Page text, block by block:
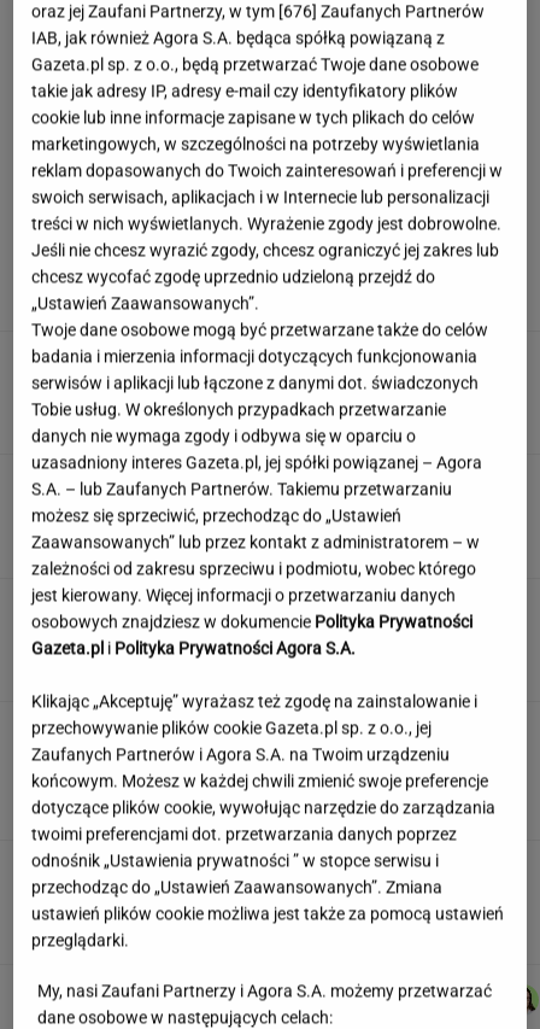
Mandaryna ma problemy przed
"Tańcem z gwiazdami"? "Muszę okiełznać
garba"
Znasz się na wypiekach? Nasze pytania i tak
mogą cię zaskoczyć!
Kroję ogórki i zostawiam na 12 godzin. Ten
patent to złoto
Jeden wakacyjny nawyk może mieć
nieprzyjemne konsekwencje. Też tak robisz?
MATERIAŁ PROMOCYJNY
Zarażają Polaków HIV, rosyjska
rakieta to ustawka. Tak Kreml podsyca
niechęć do Ukraińców
SUBSKRYPCJA
Czy można odchylić fotel w samolocie? Zdania
są podzielone. “Dozwolone”
Autorzy:
KACPER
KOLIBABSKI
JOANNA
CHOJNACKA
MICHAŁ
TRELA
DANIEL
oraz jej Zaufani Partnerzy, w tym [676] Zaufanych Partnerów
IAB, jak również Agora S.A. będąca spółką powiązaną z
Gazeta.pl sp. z o.o., będą przetwarzać Twoje dane osobowe
takie jak adresy IP, adresy e-mail czy identyfikatory plików
cookie lub inne informacje zapisane w tych plikach do celów
marketingowych, w szczególności na potrzeby wyświetlania
reklam dopasowanych do Twoich zainteresowań i preferencji w
swoich serwisach, aplikacjach i w Internecie lub personalizacji
treści w nich wyświetlanych. Wyrażenie zgody jest dobrowolne.
Jeśli nie chcesz wyrazić zgody, chcesz ograniczyć jej zakres lub
chcesz wycofać zgodę uprzednio udzieloną przejdź do
„Ustawień Zaawansowanych”.
Twoje dane osobowe mogą być przetwarzane także do celów
badania i mierzenia informacji dotyczących funkcjonowania
serwisów i aplikacji lub łączone z danymi dot. świadczonych
Tobie usług. W określonych przypadkach przetwarzanie
danych nie wymaga zgody i odbywa się w oparciu o
uzasadniony interes Gazeta.pl, jej spółki powiązanej – Agora
S.A. – lub Zaufanych Partnerów. Takiemu przetwarzaniu
możesz się sprzeciwić, przechodząc do „Ustawień
Zaawansowanych” lub przez kontakt z administratorem – w
zależności od zakresu sprzeciwu i podmiotu, wobec którego
jest kierowany. Więcej informacji o przetwarzaniu danych
osobowych znajdziesz w dokumencie Polityka Prywatności
Gazeta.pl i Polityka Prywatności Agora S.A.
Klikając „Akceptuję” wyrażasz też zgodę na zainstalowanie i
przechowywanie plików cookie Gazeta.pl sp. z o.o., jej
Zaufanych Partnerów i Agora S.A. na Twoim urządzeniu
końcowym. Możesz w każdej chwili zmienić swoje preferencje
dotyczące plików cookie, wywołując narzędzie do zarządzania
twoimi preferencjami dot. przetwarzania danych poprzez
odnośnik „Ustawienia prywatności ” w stopce serwisu i
przechodząc do „Ustawień Zaawansowanych”. Zmiana
ustawień plików cookie możliwa jest także za pomocą ustawień
przeglądarki.
My, nasi Zaufani Partnerzy i Agora S.A. możemy przetwarzać
dane osobowe w następujących celach: